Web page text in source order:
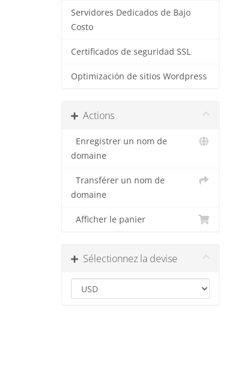
Servidores Dedicados de Bajo
Costo
Certificados de seguridad SSL
Optimización de sitios Wordpress
Actions
Enregistrer un nom de
domaine
Transférer un nom de
domaine
Afficher le panier
Sélectionnez la devise